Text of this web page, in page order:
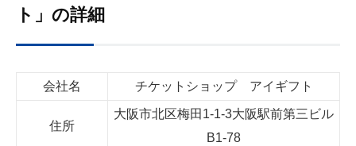
ト」の詳細
会社名 チケットショップ アイギフト
住所
大阪市北区梅田 1-1-3大阪駅前第三ビル
B1-78